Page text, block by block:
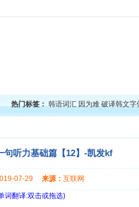
热门标签： 韩语词汇 因为难 破译韩文字
句听力基础篇【12】-凯发kf
07-29 来源： 互联网
词翻译:双击或拖选)